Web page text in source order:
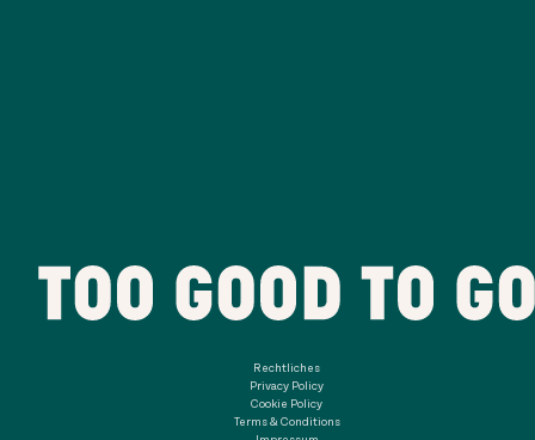
Rechtliches
Privacy Policy
Cookie Policy
Terms & Conditions